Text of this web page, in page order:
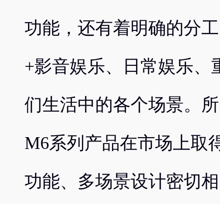
功能，还有着明确的分
+影音娱乐、日常娱乐、
们生活中的各个场景。
M6系列产品在市场上取
功能、多场景设计密切